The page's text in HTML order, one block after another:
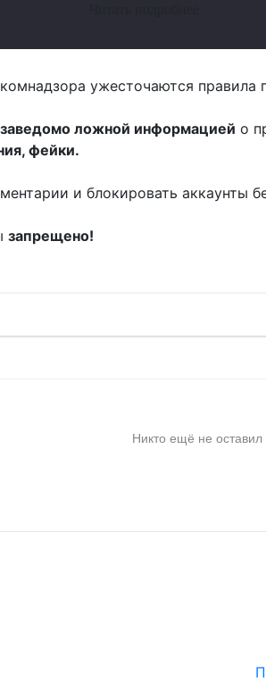
ужесточаются правила
заведомо ложной информацией о
фейки.
и блокировать аккаунты
запрещено!
Никто ещё не